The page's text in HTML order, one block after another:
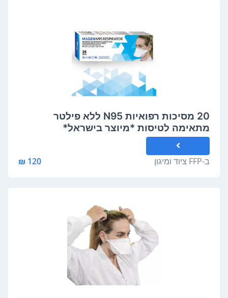
20 מסיכות רפואיות N95 ללא פילטר
מתאימה לטיסות *מיוצר בישראל*
ב-FFP ציוד ומיגון 120 ₪